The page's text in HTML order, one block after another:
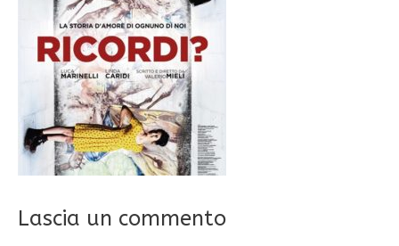
Lascia un commento